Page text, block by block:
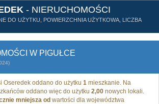
- NIERUCHOMOŚCI
DO UŻYTKU, POWIERZCHNIA UŻYTKOWA, LICZBA
W PIGUŁCE
Oseredek oddano do użytku 1 mieszkanie. Na
oddano więc do użytku 2,00 nowych lokali.
mniejsza od wartości dla województwa